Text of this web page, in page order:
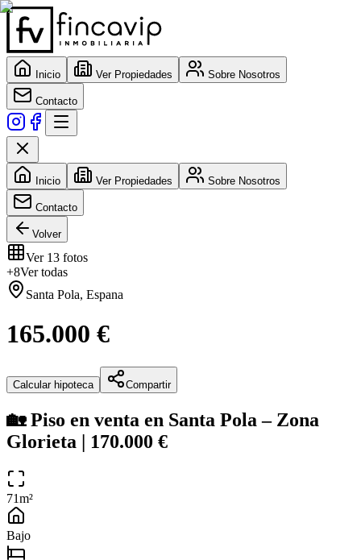
Inicio Ver Propiedades Sobre Nosotros
Contacto
Inicio Ver Propiedades Sobre Nosotros
Contacto
Volver
Ver 13 fotos
+8Ver todas
Santa Pola, Espana
165.000 €
Calcular hipoteca Compartir
🏡 Piso en venta en Santa Pola – Zona
Glorieta | 170.000 €
71m²
Bajo